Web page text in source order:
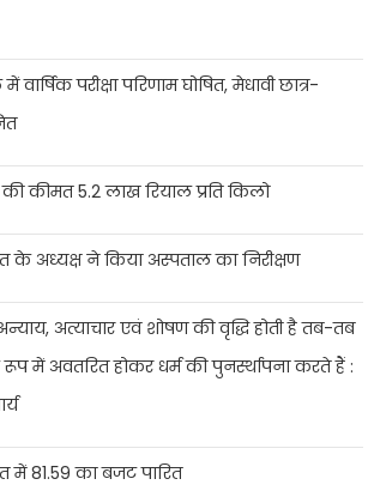
वार्षिक परीक्षा परिणाम घोषित, मेधावी छात्र-
कीमत 5.2 लाख रियाल प्रति किलो
के अध्यक्ष ने किया अस्पताल का निरीक्षण
अत्याचार एवं शोषण की वृद्धि होती है तब-तब
में अवतरित होकर धर्म की पुनर्स्थापना करते हैं :
में 81.59 का बजट पारित